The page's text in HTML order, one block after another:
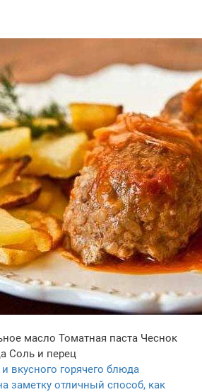
масло Томатная паста Чеснок
Соль и перец
вкусного горячего блюда
заметку отличный способ, как